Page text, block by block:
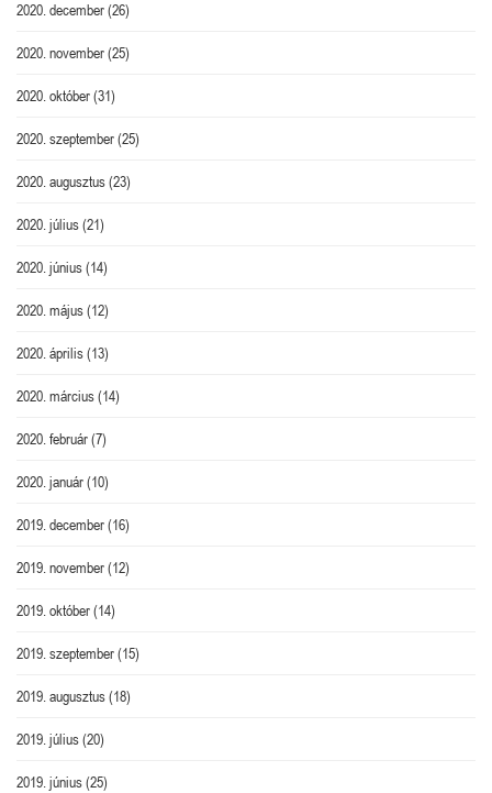
2020. december(26)
2020. november(25)
2020. október(31)
2020. szeptember(25)
2020. augusztus(23)
2020. július(21)
2020. június(14)
2020. május(12)
2020. április(13)
2020. március(14)
2020. február(7)
2020. január(10)
2019. december(16)
2019. november(12)
2019. október(14)
2019. szeptember(15)
2019. augusztus(18)
2019. július(20)
2019. június(25)